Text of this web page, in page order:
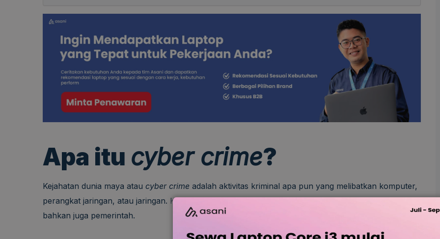
Apa itu cyber crime?
Kejahatan dunia maya atau cyber crime adalah aktivitas kriminal apa pun yang melibatkan komputer,
perangkat jaringan, atau jaringan. Kejahatan siber biasanya menargetkan individu, pengusaha,
bahkan juga pemerintah.